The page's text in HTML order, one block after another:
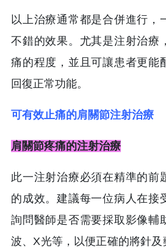
以上治療通常都是合併進行，
不錯的效果。尤其是注射治療
痛的程度，並且可讓患者更能
回復正常功能。
可有效止痛的肩關節注射治療
肩關節疼痛的注射治療
此一注射治療必須在精準的前
的成效。建議每一位病人在接
詢問醫師是否需要採取影像輔
波、X光等，以便正確的將針